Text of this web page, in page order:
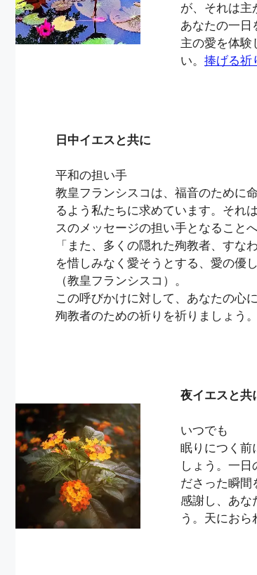
が、それは主
あなたの一日
主の愛を体験
い。 捧げる祈
日中イエスと共に
平和の担い手
教皇フランシスコは、福音のために
るよう私たちに求めています。それ
スのメッセージの担い手となること
「また、多くの隠れた殉教者、すな
を惜しみなく愛そうとする、愛の優
（教皇フランシスコ）。
この呼びかけに対して、あなたの心
殉教者のための祈りを祈りましょう
夜イエスと共
いつでも
眠りにつく前
しょう。一日
ださった瞬間
感謝し、あな
う。天にお